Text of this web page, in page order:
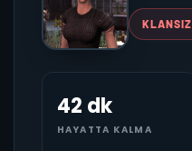
KLANSIZ
42 dk
HAYATTA KALMA